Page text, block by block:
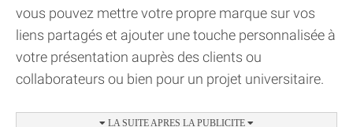
vous pouvez mettre votre propre marque sur vos
liens partagés et ajouter une touche personnalisée à
votre présentation auprès des clients ou
collaborateurs ou bien pour un projet universitaire.